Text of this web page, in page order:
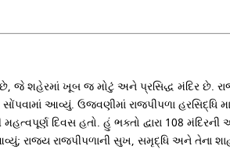
છે, જે શહેરમાં ખૂબ જ મોટું અને પ્રસિદ્ધ મંદિર છે.
આવ્યું. ઉજવણીમાં રાજપીપળા હરસિદ્ધિ
મહત્વપૂર્ણ દિવસ હતો. હું ભક્તો દ્વારા 108
રાજ્ય રાજપીપળાની સુખ, સમૃદ્ધિ અને તેના